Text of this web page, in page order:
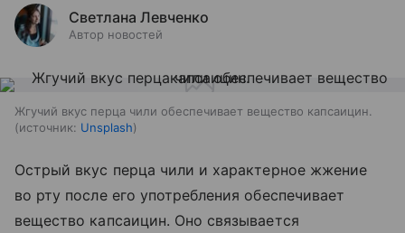
Светлана Левченко
Автор новостей
Жгучий вкус перца чили обеспечивает вещество капсаицин.
источник: Unsplash
Острый вкус перца чили и характерное жжение
во рту после его употребления обеспечивает
вещество капсаицин. Оно связывается